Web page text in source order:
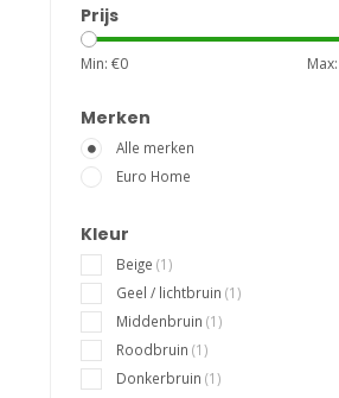
Prijs
Min: €0
Merken
Alle merken
Euro Home
Kleur
Beige (1)
Geel / lichtbruin (1)
Middenbruin (1)
Roodbruin (1)
Donkerbruin (1)